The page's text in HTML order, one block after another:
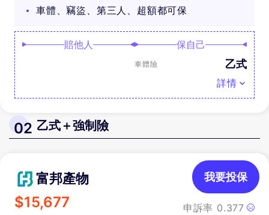
車體、竊盜、第三人、超額都可保
賠他人 保自己
車體險 乙式
詳情
02 乙式＋強制險
富邦產物
$15,677 申訴率 0.377
我要投保